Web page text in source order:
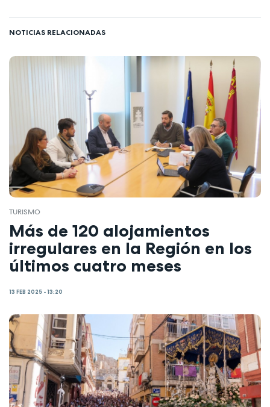
NOTICIAS RELACIONADAS
TURISMO
Más de 120 alojamientos
irregulares en la Región en los
últimos cuatro meses
13 FEB 2025 - 13:20